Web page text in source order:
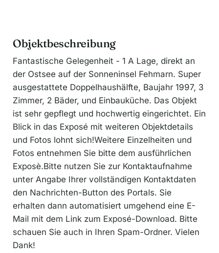
Objektbeschreibung
Fantastische Gelegenheit - 1 A Lage, direkt an
der Ostsee auf der Sonneninsel Fehmarn. Super
ausgestattete Doppelhaushälfte, Baujahr 1997, 3
Zimmer, 2 Bäder, und Einbauküche. Das Objekt
ist sehr gepflegt und hochwertig eingerichtet. Ein
Blick in das Exposé mit weiteren Objektdetails
und Fotos lohnt sich!Weitere Einzelheiten und
Fotos entnehmen Sie bitte dem ausführlichen
Exposè.Bitte nutzen Sie zur Kontaktaufnahme
unter Angabe Ihrer vollständigen Kontaktdaten
den Nachrichten-Button des Portals. Sie
erhalten dann automatisiert umgehend eine E-
Mail mit dem Link zum Exposé-Download. Bitte
schauen Sie auch in Ihren Spam-Ordner. Vielen
Dank!